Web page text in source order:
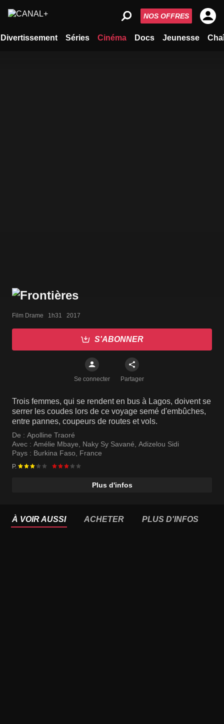
Divertissement Séries Cinéma Docs Jeunesse
NOS OFFRES
Film Drame   1h31   2017
S'ABONNER
Se connecter Partager
Trois femmes, qui se rendent en bus à Lagos, doivent se
serrer les coudes lors de ce voyage semé d'embûches,
entre pannes, coupeurs de routes et vols.
De : Apolline Traoré
Avec : Amélie Mbaye, Naky Sy Savané, Adizelou Sidi
Pays : Burkina Faso, France
P.
Plus d'infos
À VOIR AUSSI ACHETER PLUS D'INFOS